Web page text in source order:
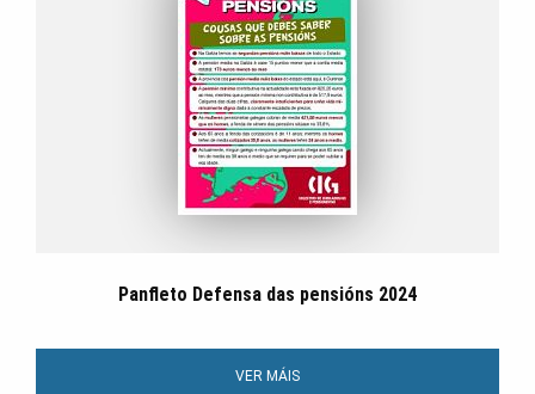
Panfleto Defensa das pensións 2024
VER MÁIS